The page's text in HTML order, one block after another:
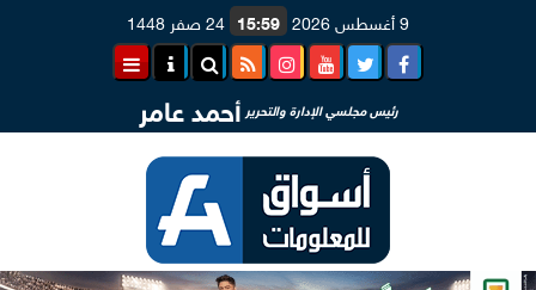
9 أغسطس 2026 15:59 24 صفر 1448
رئيس مجلسي الإدارة والتحرير أحمد عامر